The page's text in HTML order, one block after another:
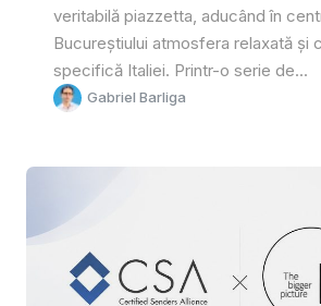
veritabilă piazzetta, aducând în
Bucureștiului atmosfera relaxată și
specifică Italiei. Printr-o serie de...
Gabriel Barliga